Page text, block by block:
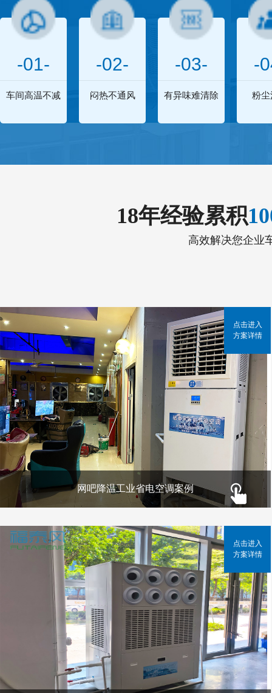
-01-
车间高温不减
-02-
闷热不通风
-03-
有异味难清除
-
粉尘
18年经验累积
高效解决您企业
网吧降温工业省电空调案例
点击进入
方案详情
点击进入
方案详情